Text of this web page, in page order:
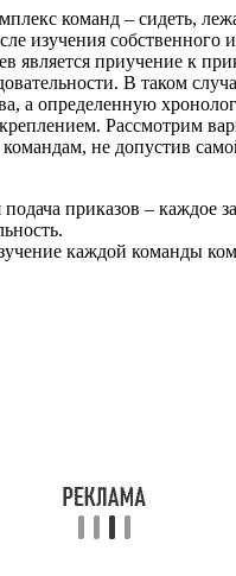
команд – сидеть,
изучения собственного
является приучение к
В таком
а определенную
Рассмотрим
не допустив
приказов – каждое
каждой команды